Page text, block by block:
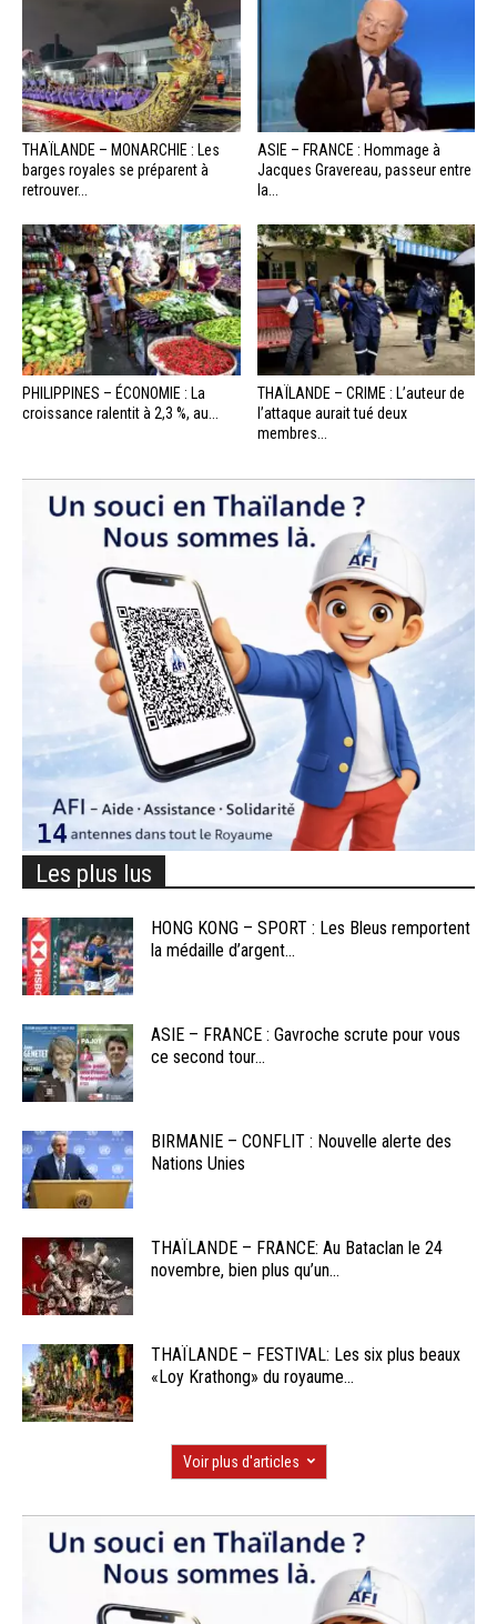
THAÏLANDE – MONARCHIE : Les
barges royales se préparent à
retrouver...
ASIE – FRANCE : Hommage à
Jacques Gravereau, passeur entre
la...
PHILIPPINES – ÉCONOMIE : La
croissance ralentit à 2,3 %, au...
THAÏLANDE – CRIME : L’auteur de
l’attaque aurait tué deux
membres...
Les plus lus
HONG KONG – SPORT : Les Bleus remportent
la médaille d’argent...
ASIE – FRANCE : Gavroche scrute pour vous
ce second tour...
BIRMANIE – CONFLIT : Nouvelle alerte des
Nations Unies
THAÏLANDE – FRANCE: Au Bataclan le 24
novembre, bien plus qu’un...
THAÏLANDE – FESTIVAL: Les six plus beaux
«Loy Krathong» du royaume...
Voir plus d'articles